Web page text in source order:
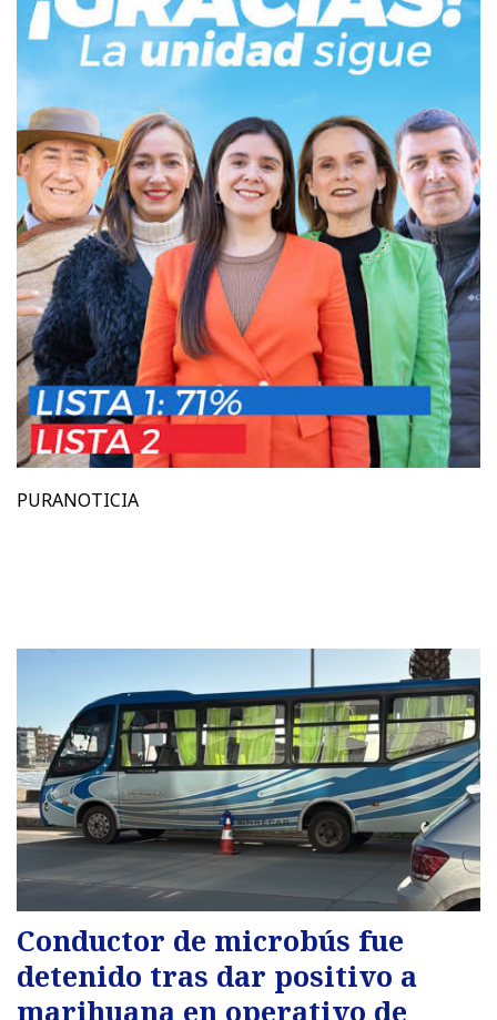
PURANOTICIA
Conductor de microbús fue
detenido tras dar positivo a
marihuana en operativo de